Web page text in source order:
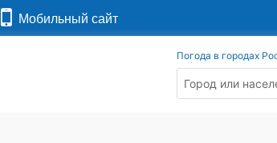
Мобильный сайт
Погода в городах